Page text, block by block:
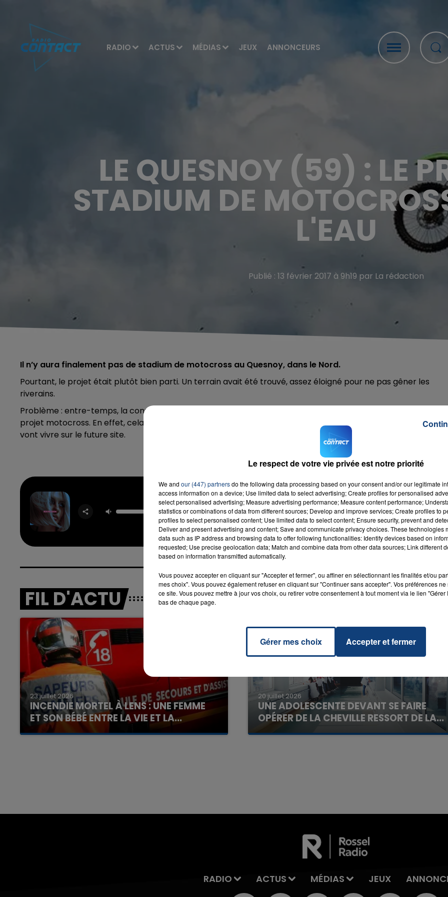
RADIO ACTUS MÉDIAS JEUX ANNONCEURS
LE QUESNOY (59) : LE
STADIUM DE
L'EAU
Publié : 13 février 2017 à 9h19 par La rédaction
Il n’y aura finalement pas de stadium de motocross au Quesnoy, dans le Nord.
Pourtant, le projet était plutôt bien parti. Un terrain avait été trouvé, assez éloigné pour ne pas gêner les
riverains.
Problème : entre-temps, la construction d'une nouvelle gendarmerie à proximité a été acté, marquant la fin
projet motocross. En effet, cela aurait posé des problèmes acoustiques pour les familles des gendarmes qui
vont vivre sur le future site.
New Religion
BEBE REXHA
RADIO CONTACT
FIL D'ACTU
23 juillet 2026
INCENDIE MORTEL À LENS : UNE FEMME
ET SON BÉBÉ ENTRE LA VIE ET LA...
Un homme s'est immolé par le feu après avoir
20 juillet 2026
UNE ADOLESCENTE DEVANT SE FAIRE
OPÉRER DE LA CHEVILLE RESSORT DE LA...
La famille a porté plainte contre la clinique qui a
RADIO ACTUS MÉDIAS JEUX
Le respect de votre vie privée est notre priorité
We and our (447) partnersdo the following data processing based on your consent and/or our legitimate
access information on a device; Use limited data to select advertising; Create profiles for personalised
select personalised advertising; Measure advertising performance; Measure content performance;
statistics or combinations of data from different sources; Develop and improve services; Create profiles to
profiles to select personalised content; Use limited data to select content; Ensure security, prevent and
Deliver and present advertising and content; Save and communicate privacy choices. These technologies
data such as IP address and browsing data to offer following functionalities: Identify devices based on
requested; Use precise geolocation data; Match and combine data from other data sources; Link different
based on information transmitted automatically.
Vous pouvez accepter en cliquant sur "Accepter et fermer", ou affiner en sélectionnant les finalités et/ou
mes choix". Vous pouvez également refuser en cliquant sur "Continuer sans accepter". Vos préférences
ce site. Vous pouvez mettre à jour vos choix, ou retirer votre consentement à tout moment via le lien
bas de chaque page.
Gérer mes choix Accepter et fermer